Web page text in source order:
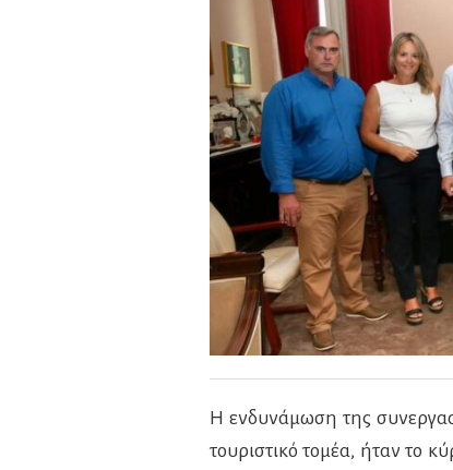
Η ενδυνάμωση της
τουριστικό τομέα, ήταν το